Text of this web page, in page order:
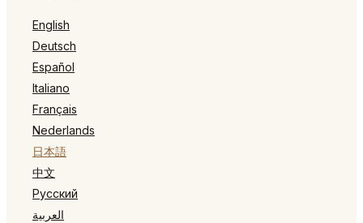
English
Deutsch
Español
Italiano
Français
Nederlands
日本語
中文
Русский
العربية